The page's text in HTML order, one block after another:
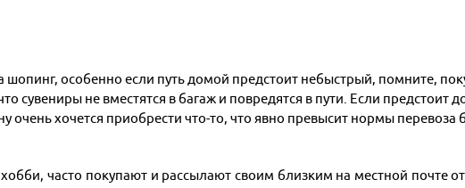
особенно если путь домой предстоит небыстрый, помните,
сувениры не вместятся в багаж и повредятся в пути. Если предстоит
хочется приобрести что-то, что явно превысит нормы перевоза
часто покупают и рассылают своим близким на местной почте
Только доставку
Проживание c доставкой
Для турагентств: